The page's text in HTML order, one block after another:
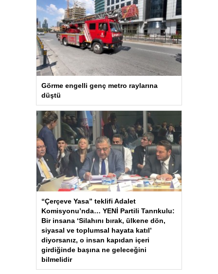
Görme engelli genç metro raylarına
düştü
“Çerçeve Yasa” teklifi Adalet
Komisyonu’nda… YENİ Partili Tanrıkulu:
Bir insana ‘Silahını bırak, ülkene dön,
siyasal ve toplumsal hayata katıl’
diyorsanız, o insan kapıdan içeri
girdiğinde başına ne geleceğini
bilmelidir